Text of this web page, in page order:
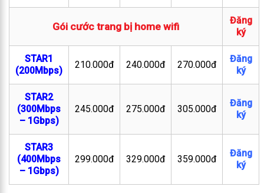
Gói cước trang bị home wifi
Đăng
ký
STAR1
(200Mbps)
210.000đ 240.000đ 270.000đ
Đăng
ký
STAR2
(300Mbps
– 1Gbps)
245.000đ 275.000đ 305.000đ
Đăng
ký
STAR3
(400Mbps
– 1Gbps)
299.000đ 329.000đ 359.000đ
Đăng
ký